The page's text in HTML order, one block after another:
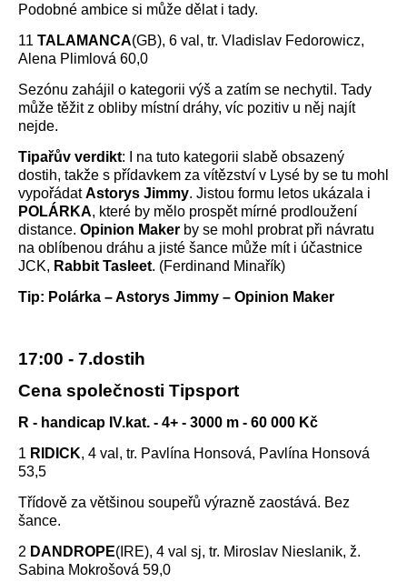
Podobné ambice si může dělat i tady.
11 TALAMANCA(GB), 6 val, tr. Vladislav Fedorowicz,
Alena Plimlová 60,0
Sezónu zahájil o kategorii výš a zatím se nechytil. Tady
může těžit z obliby místní dráhy, víc pozitiv u něj najít
nejde.
Tipařův verdikt: I na tuto kategorii slabě obsazený
dostih, takže s přídavkem za vítězství v Lysé by se tu mohl
vypořádatAstorys Jimmy. Jistou formu letos ukázala i
POLÁRKA, které by mělo prospět mírné prodloužení
distance. Opinion Maker by se mohl probrat při návratu
na oblíbenou dráhu a jisté šance může mít i účastnice
JCK, Rabbit Tasleet. (Ferdinand Minařík)
Tip: Polárka – Astorys Jimmy – Opinion Maker
17:00 - 7.dostih
Cena společnosti Tipsport
R - handicap IV.kat. - 4+ - 3000 m - 60 000 Kč
1 RIDICK, 4 val, tr. Pavlína Honsová, Pavlína Honsová
53,5
Třídově za většinou soupeřů výrazně zaostává. Bez
šance.
2 DANDROPE(IRE), 4 val sj, tr. Miroslav Nieslanik, ž.
Sabina Mokrošová 59,0